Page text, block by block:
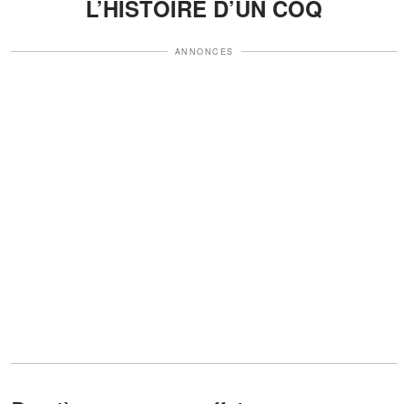
L’HISTOIRE D’UN COQ
ANNONCES